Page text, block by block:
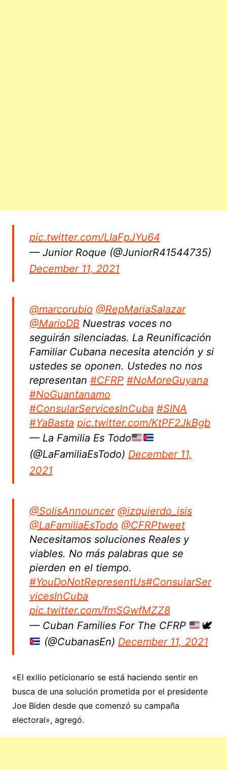
pic.twitter.com/LIaFpJYu64
— Junior Roque (@JuniorR41544735)
December 11, 2021
@marcorubio @RepMariaSalazar
@MarioDBNuestras voces no
seguirán silenciadas. La Reunificación
Familiar Cubana necesita atención y si
ustedes se oponen. Ustedes no nos
representan #CFRP #NoMoreGuyana
#NoGuantanamo
#ConsularServicesInCuba #SINA
#YaBasta pic.twitter.com/KtPF2JkBgb
— La Familia Es Todo
(@LaFamiliaEsTodo) December 11,
2021
@SolisAnnouncer @izquierdo_isis
@LaFamiliaEsTodo @CFRPtweet
Necesitamos soluciones Reales y
viables. No más palabras que se
pierden en el tiempo.
#YouDoNotRepresentUs#ConsularSer
vicesInCuba
pic.twitter.com/fmSGwfMZZ8
— Cuban Families For The CFRP
🕊
(@CubanasEn) December 11, 2021
«El exilio peticionario se está haciendo sentir en
busca de una solución prometida por el presidente
Joe Biden desde que comenzó su campaña
electoral», agregó.